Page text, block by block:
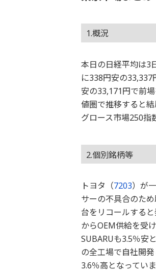
1.概況
本日の日経平均は3
に338円安の
安の33,171円で前
値圏で推移すると
グロース市場250指
2.個別銘柄等
トヨタ（7203）が
サーの不具合のた
台をリコールする
からOEM供給を受
SUBARUも3.5％安
の全工場で自社開
3.6％高となってい